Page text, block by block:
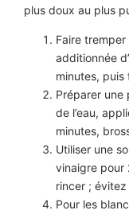
plus doux au plus
Faire
additionnée
minutes,
Préparer
de l’eau,
minutes,
Utiliser une
vinaigre pour
rincer ; évitez
Pour les